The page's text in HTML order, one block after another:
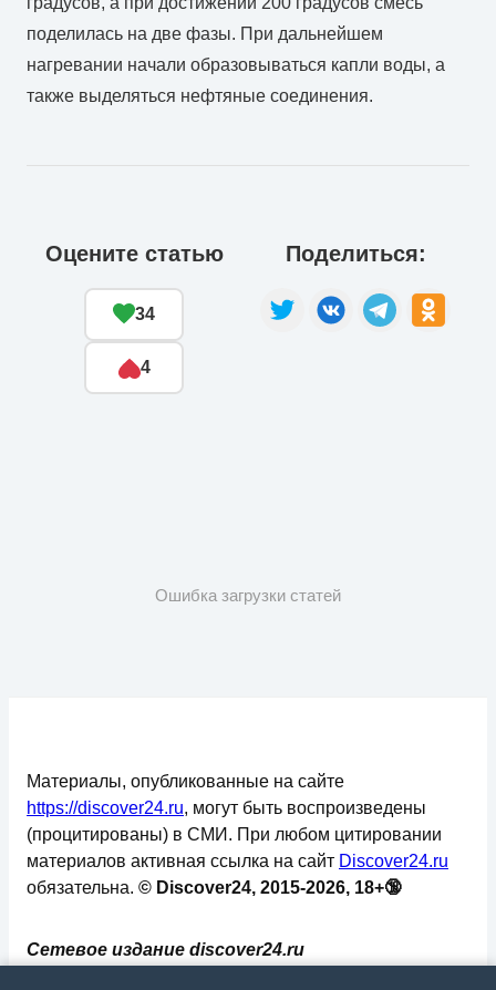
поделилась на две фазы. При дальнейшем
нагревании начали образовываться капли воды, а
также выделяться нефтяные соединения.
Оцените статью
34
4
Поделиться:
Ошибка загрузки статей
Сетевое издание discover24.ru
Материалы, опубликованные на сайте
https://discover24.ru, могут быть воспроизведены
(процитированы) в СМИ. При любом цитировании
материалов активная ссылка на сайт Discover24.ru
обязательна. © Discover24, 2015-2026, 18+🔞